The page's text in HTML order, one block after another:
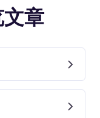
章